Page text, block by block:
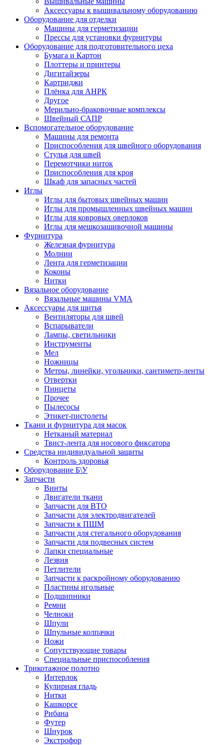
Аксессуары к вышивальному оборудованию
Оборудование для отделки
Машины для герметизации
Прессы для установки фурнитуры
Оборудование для подготовительного цеха
Бумага и Картон
Плоттеры и принтеры
Дигитайзеры
Картриджи
Плёнка для АНРК
Другое
Мерильно-браковочные комплексы
Швейный САПР
Вспомогательное оборудование
Машины для ремонта
Приспособления для швейного оборудования
Стулья для швей
Перемотчики ниток
Приспособления для кроя
Шкаф для запасных частей
Иглы
Иглы для бытовых швейных машин
Иглы для промышленных швейных машин
Иглы для ковровых оверлоков
Иглы для мешкозашивочной машины
Фурнитура
Железная фурнитура
Молнии
Лента для герметизации
Коконы
Нитки
Вязальное оборудование
Вязальные машины VMA
Аксессуары для шитья
Вентиляторы для швей
Вспарыватели
Лампы, светильники
Инструменты
Мел
Ножницы
Метры, линейки, угольники, сантиметр-ленты
Отвертки
Пинцеты
Прочее
Пылесосы
Этикет-пистолеты
Ткани и фурнитура для масок
Нетканый материал
Твист-лента для носового фиксатора
Средства индивидуальной защиты
Контроль здоровья
Оборудование Б\У
Запчасти
Винты
Двигатели ткани
Запчасти для ВТО
Запчасти для электродвигателей
Запчасти к ПШМ
Запчасти для стегального оборудования
Запчасти для подвесных систем
Лапки специальные
Лезвия
Петлители
Запчасти к раскройному оборудованию
Пластины игольные
Подшипники
Ремни
Челноки
Шпули
Шпульные колпачки
Ножи
Сопутствующие товары
Специальные приспособления
Трикотажное полотно
Интерлок
Кулирная гладь
Нитки
Кашкорсе
Рибана
Футер
Шнурок
Экстрофор